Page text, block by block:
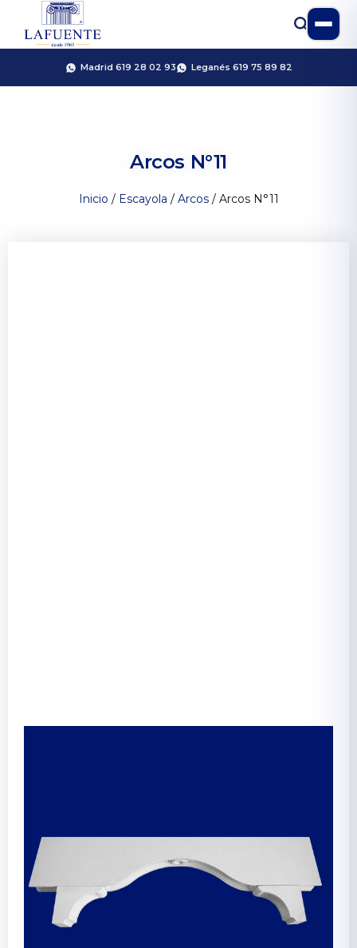
Madrid 619 28 02 93 Leganés 619 75 89 82
Arcos N°11
Inicio / Escayola / Arcos/ Arcos N°11